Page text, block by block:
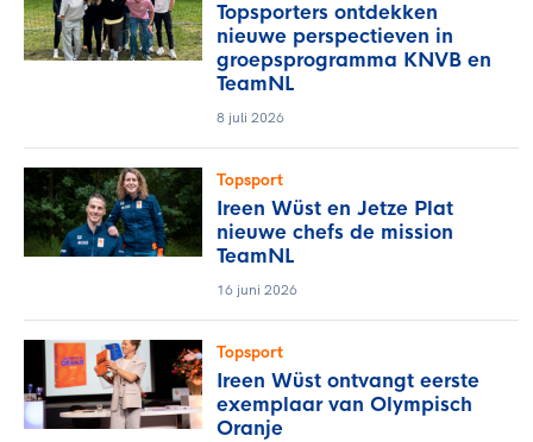
Topsporters ontdekken
nieuwe perspectieven in
groepsprogramma KNVB en
TeamNL
8 juli 2026
Topsport
Ireen Wüst en Jetze Plat
nieuwe chefs de mission
TeamNL
16 juni 2026
Topsport
Ireen Wüst ontvangt eerste
exemplaar van Olympisch
Oranje